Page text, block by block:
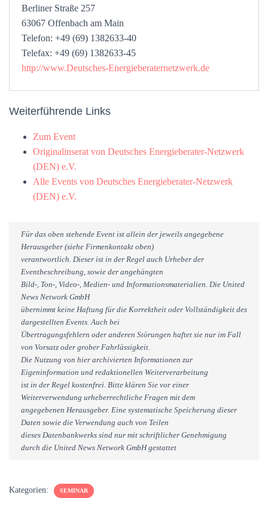
Berliner Straße 257
63067 Offenbach am Main
Telefon: +49 (69) 1382633-40
Telefax: +49 (69) 1382633-45
http://www.Deutsches-Energieberaternetzwerk.de
Weiterführende Links
Zum Event
Originalinserat von Deutsches Energieberater-Netzwerk
(DEN) e.V.
Alle Events von Deutsches Energieberater-Netzwerk
(DEN) e.V.
Für das oben stehende Event ist allein der jeweils angegebene
Herausgeber (siehe Firmenkontakt oben)
verantwortlich. Dieser ist in der Regel auch Urheber der
Eventbeschreibung, sowie der angehängten
Bild-, Ton-, Video-, Medien- und Informationsmaterialien. Die United
News Network GmbH
übernimmt keine Haftung für die Korrektheit oder Vollständigkeit des
dargestellten Events. Auch bei
Übertragungsfehlern oder anderen Störungen haftet sie nur im Fall
von Vorsatz oder grober Fahrlässigkeit.
Die Nutzung von hier archivierten Informationen zur
Eigeninformation und redaktionellen Weiterverarbeitung
ist in der Regel kostenfrei. Bitte klären Sie vor einer
Weiterverwendung urheberrechtliche Fragen mit dem
angegebenen Herausgeber. Eine systematische Speicherung dieser
Daten sowie die Verwendung auch von Teilen
dieses Datenbankwerks sind nur mit schriftlicher Genehmigung
durch die United News Network GmbH gestattet
Kategorien: SEMINAR